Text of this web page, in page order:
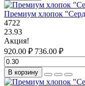
Премиум хлопок
4722
23.93
Акция!
920.00 ₽ 736.00 ₽
В корзину